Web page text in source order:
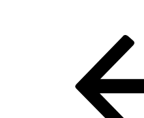
Beitragsnavigation